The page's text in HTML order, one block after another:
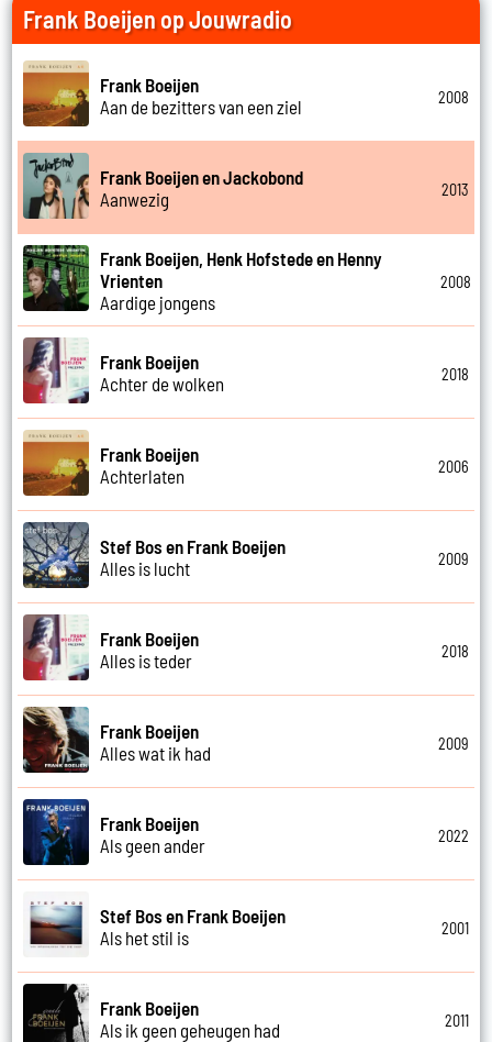
Frank Boeijen op Jouwradio
Frank Boeijen
Aan de bezitters van een ziel
2008
Frank Boeijen en Jackobond
Aanwezig
2013
Frank Boeijen, Henk Hofstede en Henny
Vrienten
Aardige jongens
2008
Frank Boeijen
Achter de wolken
2018
Frank Boeijen
Achterlaten
2006
Stef Bos en Frank Boeijen
Alles is lucht
2009
Frank Boeijen
Alles is teder
2018
Frank Boeijen
Alles wat ik had
2009
Frank Boeijen
Als geen ander
2022
Stef Bos en Frank Boeijen
Als het stil is
2001
Frank Boeijen
Als ik geen geheugen had
2011